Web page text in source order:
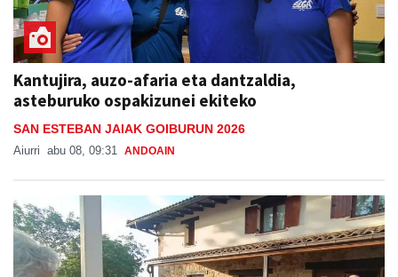
Kantujira, auzo-afaria eta dantzaldia,
asteburuko ospakizunei ekiteko
SAN ESTEBAN JAIAK GOIBURUN 2026
Aiurri abu 08, 09:31 ANDOAIN